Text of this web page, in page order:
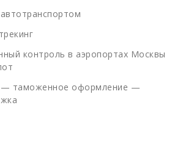
контроль в аэропортах Москвы
таможенное оформление —